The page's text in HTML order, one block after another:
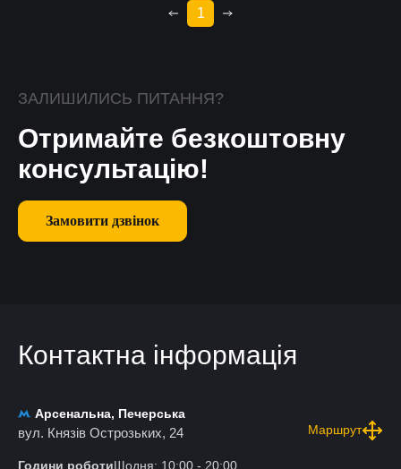
1
ЗАЛИШИЛИСЬ ПИТАННЯ?
Отримайте безкоштовну
консультацію!
Замовити дзвінок
Контактна інформація
Арсенальна, Печерська
вул. Князів Острозьких, 24 Маршрут
Години роботиЩодня: 10:00 - 20:00